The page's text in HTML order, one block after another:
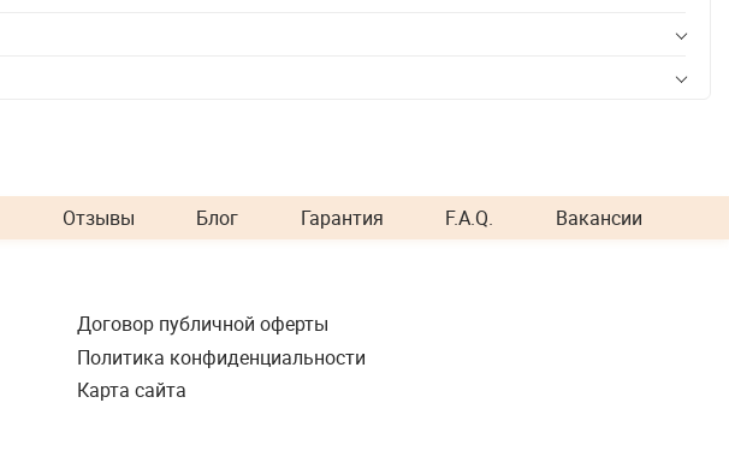
Отзывы Блог Гарантия F.A.Q. Вакансии
Договор публичной оферты
Политика конфиденциальности
Карта сайта